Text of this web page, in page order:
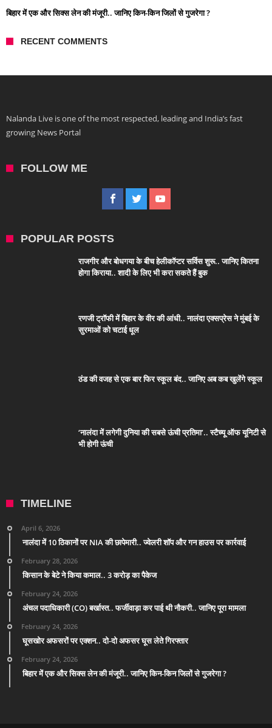
बिहार में एक और सिक्स लेन की मंजूरी.. जानिए किन-किन जिलों से गुजरेगा ?
RECENT COMMENTS
Nalanda Live is one of the most respected, leading and India’s fast
growing News Portal
FOLLOW ME
POPULAR POSTS
राजगीर और बोधगया के बीच हेलीकॉप्टर सर्विस शुरू.. जानिए कितना
होगा किराया.. शादी के लिए भी करा सकते हैं बुक
रणजी ट्रॉफी में बिहार के वीर की आंधी.. नालंदा एक्सप्रेस ने मुंबई के
सुरमाओं को चटाई धूल
ठंड की वजह से एक बार फिर स्कूल बंद.. जानिए अब कब खुलेंगे स्कूल
‘नालंदा में लगेगी दुनिया की सबसे ऊंची प्रतिमा’.. स्टैच्यू ऑफ यूनिटी से
भी होगी ऊंची
TIMELINE
April 6, 2026
नालंदा में 10 ठिकानों पर NIA की छापेमारी.. ज्वेलरी शॉप और गन हाउस पर कार्रवाई
February 28, 2026
किसान के बेटे ने किया कमाल.. 3 करोड़ का पैकेज
February 24, 2026
अंचल पदाधिकारी (CO) बर्खास्त.. फर्जीवाड़ा कर पाई थी नौकरी.. जानिए पूरा मामला
February 24, 2026
घूसखोर अफसरों पर एक्शन.. दो-दो अफसर घूस लेते गिरफ्तार
February 24, 2026
बिहार में एक और सिक्स लेन की मंजूरी.. जानिए किन-किन जिलों से गुजरेगा ?